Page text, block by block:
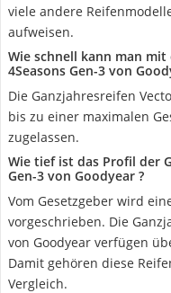
viele andere
aufweisen.
Wie schnell kann man
4Seasons Gen-3 von
Die Ganzjahresreifen
bis zu einer maximalen
zugelassen.
Wie tief ist das Profil der
Gen-3 von Goodyear ?
Vom Gesetzgeber wird
vorgeschrieben. Die
von Goodyear verfügen
Damit gehören diese
Vergleich.